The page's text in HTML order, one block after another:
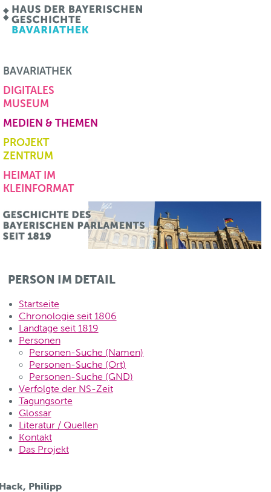
BAVARIATHEK
DIGITALES
MUSEUM
MEDIEN & THEMEN
PROJEKT
ZENTRUM
HEIMAT IM
KLEINFORMAT
PERSON IM DETAIL
Startseite
Chronologie seit 1806
Landtage seit 1819
Personen
Personen-Suche (Namen)
Personen-Suche (Ort)
Personen-Suche (GND)
Verfolgte der NS-Zeit
Tagungsorte
Glossar
Literatur / Quellen
Kontakt
Das Projekt
Philipp